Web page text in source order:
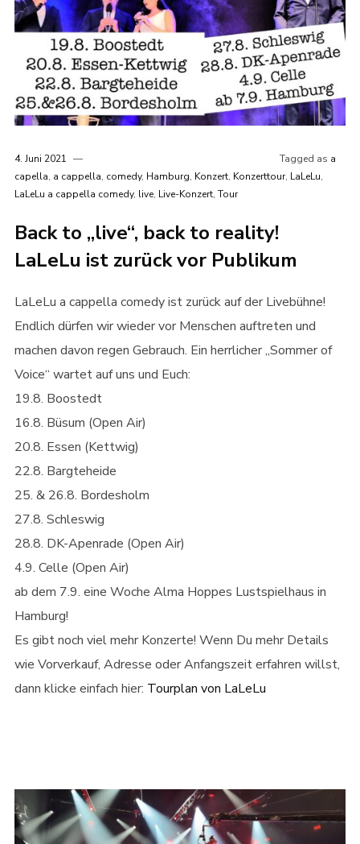
4. Juni 2021 Tagged as a
capella, a cappella, comedy, Hamburg, Konzert, Konzerttour, LaLeLu,
LaLeLu a cappella comedy, live, Live-Konzert, Tour
Back to „live“, back to reality!
LaLeLu ist zurück vor Publikum
LaLeLu a cappella comedy ist zurück auf der Livebühne!
Endlich dürfen wir wieder vor Menschen auftreten und
machen davon regen Gebrauch. Ein herrlicher „Sommer of
Voice“ wartet auf uns und Euch:
19.8. Boostedt
16.8. Büsum (Open Air)
20.8. Essen (Kettwig)
22.8. Bargteheide
25. & 26.8. Bordesholm
27.8. Schleswig
28.8. DK-Apenrade (Open Air)
4.9. Celle (Open Air)
ab dem 7.9. eine Woche Alma Hoppes Lustspielhaus in
Hamburg!
Es gibt noch viel mehr Konzerte! Wenn Du mehr Details
wie Vorverkauf, Adresse oder Anfangszeit erfahren willst,
dann klicke einfach hier: Tourplan von LaLeLu